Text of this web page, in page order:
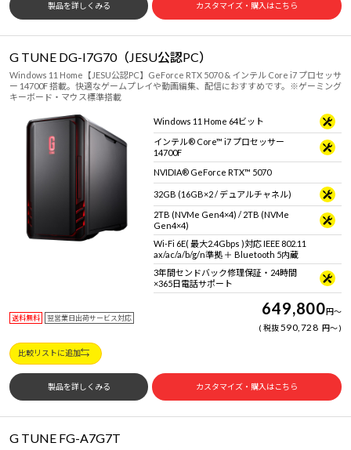
製品を詳しくみる カスタマイズ・購入はこちら
G TUNE DG-I7G70（JESU公認PC）
Windows 11 Home【JESU公認PC】GeForce RTX 5070 & インテル Core i7 プロセッサ
ー 14700F 搭載。快適なゲームプレイや動画編集、配信におすすめです。※ゲーミング
キーボード・マウス標準搭載
Windows 11 Home 64ビット
インテル® Core™ i7 プロセッサー
14700F
NVIDIA® GeForce RTX™ 5070
32GB (16GB×2 / デュアルチャネル)
2TB (NVMe Gen4×4) / 2TB (NVMe
Gen4×4)
Wi-Fi 6E( 最大2.4Gbps )対応 IEEE 802.11
ax/ac/a/b/g/n準拠 ＋ Bluetooth 5内蔵
3年間センドバック修理保証・24時間
×365日電話サポート
送料無料 翌営業日出荷サービス対応 649,800円～
税抜590,728 円～
比較リストに追加
製品を詳しくみる カスタマイズ・購入はこちら
G TUNE FG-A7G7T